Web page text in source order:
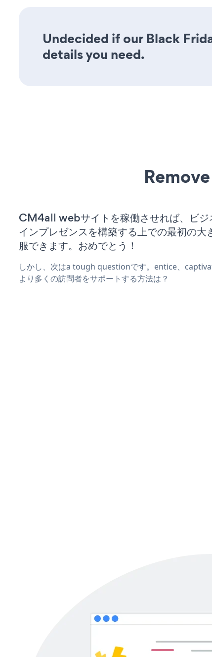
Undecided if our Black
details you need.
CM4all webサイトを稼働させれば、ビジ
インプレゼンスを構築する上での最初の大
服できます。おめでとう！
しかし、次はa tough questionです。entice、
より多くの訪問者をサポートする方法は？